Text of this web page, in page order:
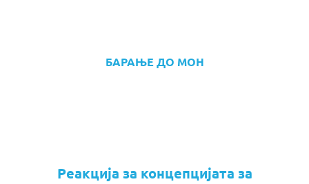
БАРАЊЕ ДО МОН
Реакција за концепцијата за